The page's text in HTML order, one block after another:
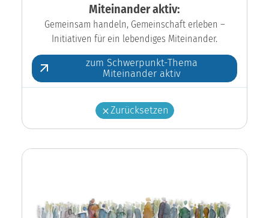
Miteinander aktiv:
Gemeinsam handeln, Gemeinschaft erleben –
Initiativen für ein lebendiges Miteinander.
zum Schwerpunkt-Thema
Miteinander aktiv
Zurücksetzen